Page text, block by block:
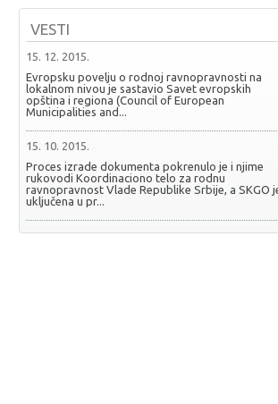
VESTI
15. 12. 2015.
Evropsku povelju o rodnoj ravnopravnosti na
lokalnom nivou je sastavio Savet evropskih
opština i regiona (Council of European
Municipalities and...
15. 10. 2015.
Proces izrade dokumenta pokrenulo je i njime
rukovodi Koordinaciono telo za rodnu
ravnopravnost Vlade Republike Srbije, a SKGO
uključena u pr...